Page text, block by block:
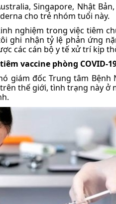
Singapore, Nhật
cho trẻ nhóm tuổi này.
nghiệm trong việc tiêm
ghi nhận tỷ lệ phản ứng
các cán bộ y tế xử trí kịp
vaccine phòng COVID-
giám đốc Trung tâm Bệnh
thế giới, tình trạng này ở